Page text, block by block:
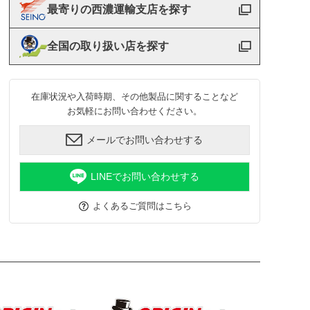
最寄りの西濃運輸支店を探す
全国の取り扱い店を探す
在庫状況や入荷時期、その他製品に関することなど
お気軽にお問い合わせください。
メールでお問い合わせする
LINEでお問い合わせする
よくあるご質問はこちら